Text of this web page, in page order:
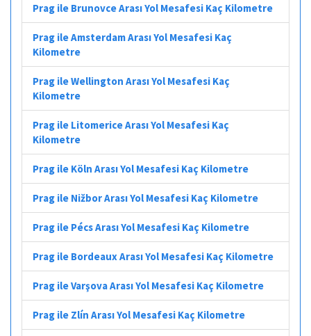
Prag ile Brunovce Arası Yol Mesafesi Kaç Kilometre
Prag ile Amsterdam Arası Yol Mesafesi Kaç
Kilometre
Prag ile Wellington Arası Yol Mesafesi Kaç
Kilometre
Prag ile Litomerice Arası Yol Mesafesi Kaç
Kilometre
Prag ile Köln Arası Yol Mesafesi Kaç Kilometre
Prag ile Nižbor Arası Yol Mesafesi Kaç Kilometre
Prag ile Pécs Arası Yol Mesafesi Kaç Kilometre
Prag ile Bordeaux Arası Yol Mesafesi Kaç Kilometre
Prag ile Varşova Arası Yol Mesafesi Kaç Kilometre
Prag ile Zlín Arası Yol Mesafesi Kaç Kilometre